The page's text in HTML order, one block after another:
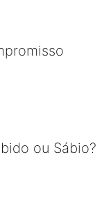
ou Sábio?